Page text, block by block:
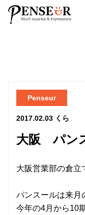
大阪 パ
Penseur
2017.02.03 くら
大阪営業部の倉立
パンスールは来月
今年の4月から10